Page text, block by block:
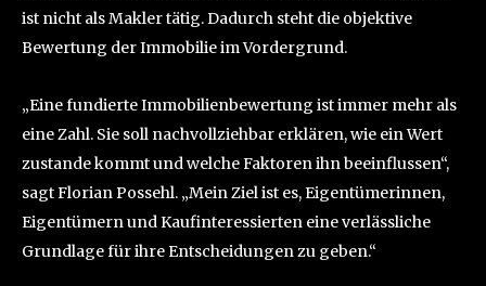
ist nicht als Makler tätig. Dadurch steht die objektive
Bewertung der Immobilie im Vordergrund.
„Eine fundierte Immobilienbewertung ist immer mehr als
eine Zahl. Sie soll nachvollziehbar erklären, wie ein Wert
zustande kommt und welche Faktoren ihn beeinflussen“,
sagt Florian Possehl. „Mein Ziel ist es, Eigentümerinnen,
Eigentümern und Kaufinteressierten eine verlässliche
Grundlage für ihre Entscheidungen zu geben.“